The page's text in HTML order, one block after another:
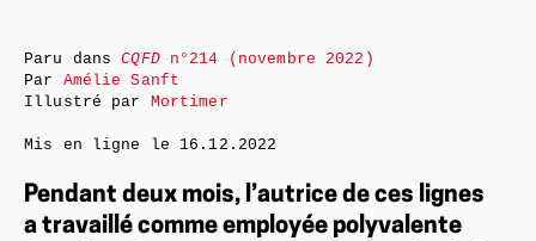
Pendant deux mois, l’autrice de ces lignes
a travaillé comme employée polyvalente
Paru dansCQFDn°214 (novembre 2022)
Par Amélie Sanft
Illustré par Mortimer
Mis en ligne le 16.12.2022